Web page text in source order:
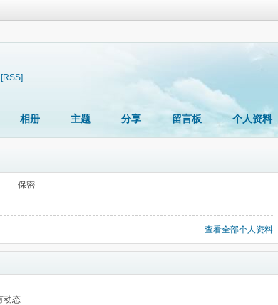
[RSS]
相册 主题 分享 留言板 个人资料
保密
查看全部个人资料
动态